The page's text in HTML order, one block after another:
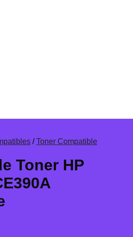
/ Toner Compatible
Toner HP